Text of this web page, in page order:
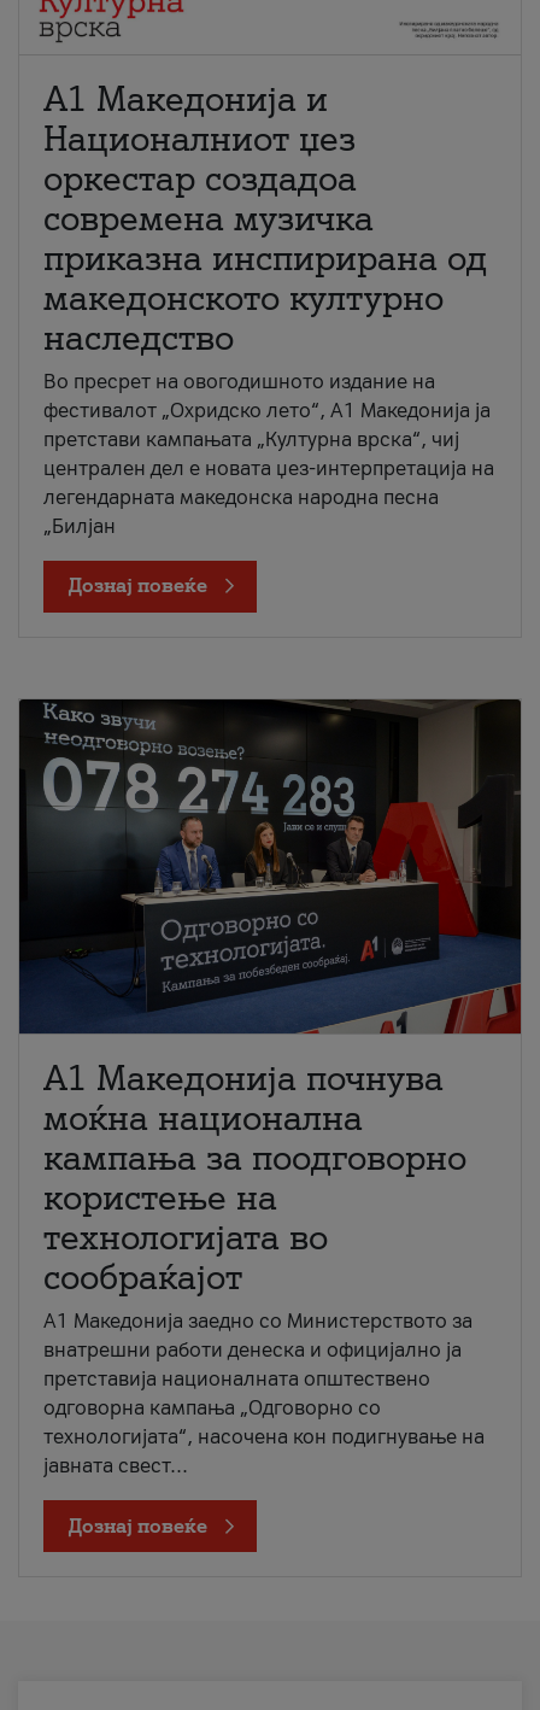
А1 Македонија и
Националниот џез
оркестар создадоа
современа музичка
приказна инспирирана од
македонското културно
наследство
Во пресрет на овогодишното издание на
фестивалот „Охридско лето“, А1 Македонија ја
претстави кампањата „Културна врска“, чиј
централен дел е новата џез-интерпретација на
легендарната македонска народна песна
„Билјан
Дознај повеќе
A1 Македонија почнува
моќна национална
кампања за поодговорно
користење на
технологијата во
сообраќајот
A1 Македонија заедно со Министерството за
внатрешни работи денеска и официјално ја
претставија националната општествено
одговорна кампања „Одговорно со
технологијата“, насочена кон подигнување на
јавната свест...
Дознај повеќе